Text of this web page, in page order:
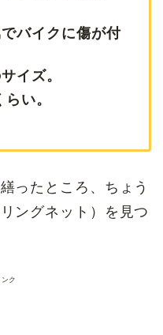
バイクに傷が付
イズ。
い。
ったところ、ちょう
ングネット）を見つ
ク